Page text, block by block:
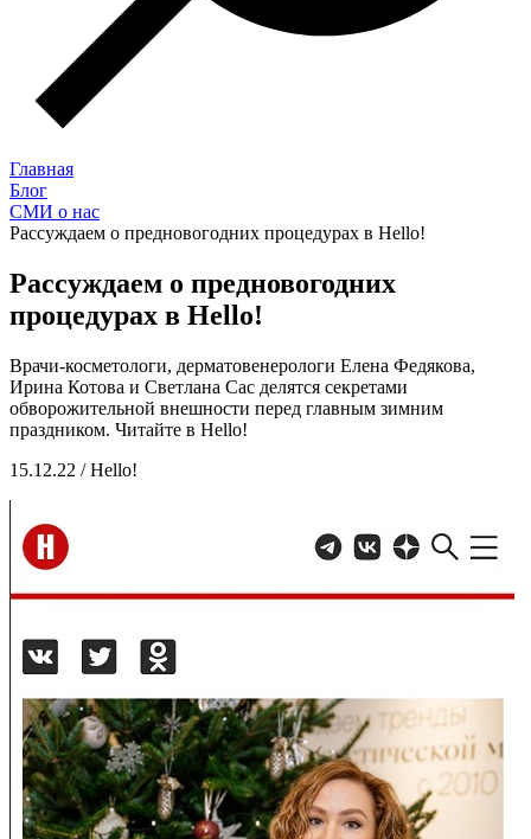
Главная
Блог
СМИ о нас
Рассуждаем о предновогодних процедурах в Hello!
Рассуждаем о предновогодних
процедурах в Hello!
Врачи-косметологи, дерматовенерологи Елена Федякова,
Ирина Котова и Светлана Сас делятся секретами
обворожительной внешности перед главным зимним
праздником. Читайте в Hello!
15.12.22 / Hello!